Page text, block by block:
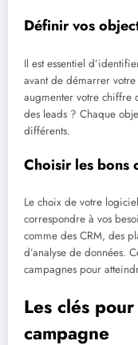
Définir vos
Il est essentiel
avant de démarrer votre
augmenter votre chiffre
des leads ? Chaque
différents.
Choisir les bons
Le choix de votre
correspondre à vos
comme des CRM, des
d’analyse de données.
campagnes pour
Les clés
campagne